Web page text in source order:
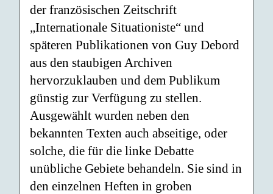
der französischen Zeitschrift
„Internationale Situationiste“ und
späteren Publikationen von Guy Debord
aus den staubigen Archiven
hervorzuklauben und dem Publikum
günstig zur Verfügung zu stellen.
Ausgewählt wurden neben den
bekannten Texten auch abseitige, oder
solche, die für die linke Debatte
unübliche Gebiete behandeln. Sie sind in
den einzelnen Heften in groben